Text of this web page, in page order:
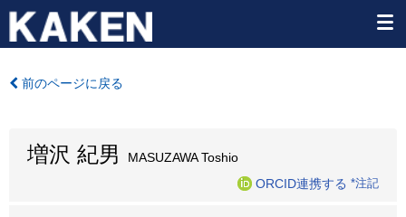
前のページに戻る
増沢 紀男
MASUZAWA Toshio
ORCID連携する *注記